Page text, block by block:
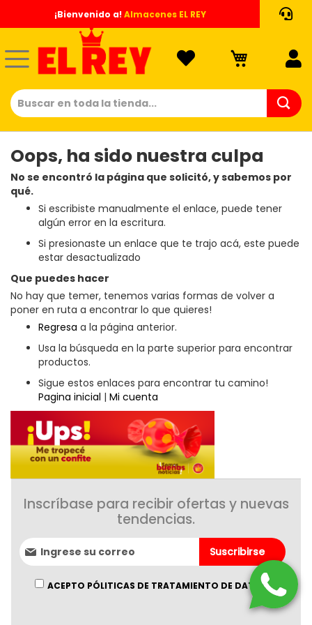
al
contenido
¡Bienvenido a!Almacenes EL REY
Oops, ha sido nuestra culpa
No se encontró la página que solicitó, y sabemos por
qué.
Si escribiste manualmente el enlace, puede tener
algún error en la escritura.
Si presionaste un enlace que te trajo acá, este puede
estar desactualizado
Que puedes hacer
No hay que temer, tenemos varias formas de volver a
poner en ruta a encontrar lo que quieres!
Regresa a la página anterior.
Usa la búsqueda en la parte superior para encontrar
productos.
Sigue estos enlaces para encontrar tu camino!
Pagina inicial | Mi cuenta
Inscríbase para recibir ofertas y nuevas
tendencias.
Suscríbase
al
boletín
informativo:
Suscribirse
ACEPTO PÓLITICAS DE TRATAMIENTO DE DATOS.